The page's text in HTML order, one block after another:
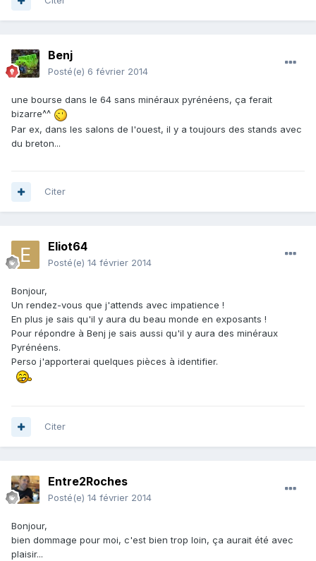
Benj
Posté(e) 6 février 2014
une bourse dans le 64 sans minéraux pyrénéens, ça ferait
bizarre^^
Par ex, dans les salons de l'ouest, il y a toujours des stands avec
du breton...
Citer
Eliot64
Posté(e) 14 février 2014
Bonjour,
Un rendez-vous que j'attends avec impatience !
En plus je sais qu'il y aura du beau monde en exposants !
Pour répondre à Benj je sais aussi qu'il y aura des minéraux
Pyrénéens.
Perso j'apporterai quelques pièces à identifier.
Citer
Entre2Roches
Posté(e) 14 février 2014
Bonjour,
bien dommage pour moi, c'est bien trop loin, ça aurait été avec
plaisir...